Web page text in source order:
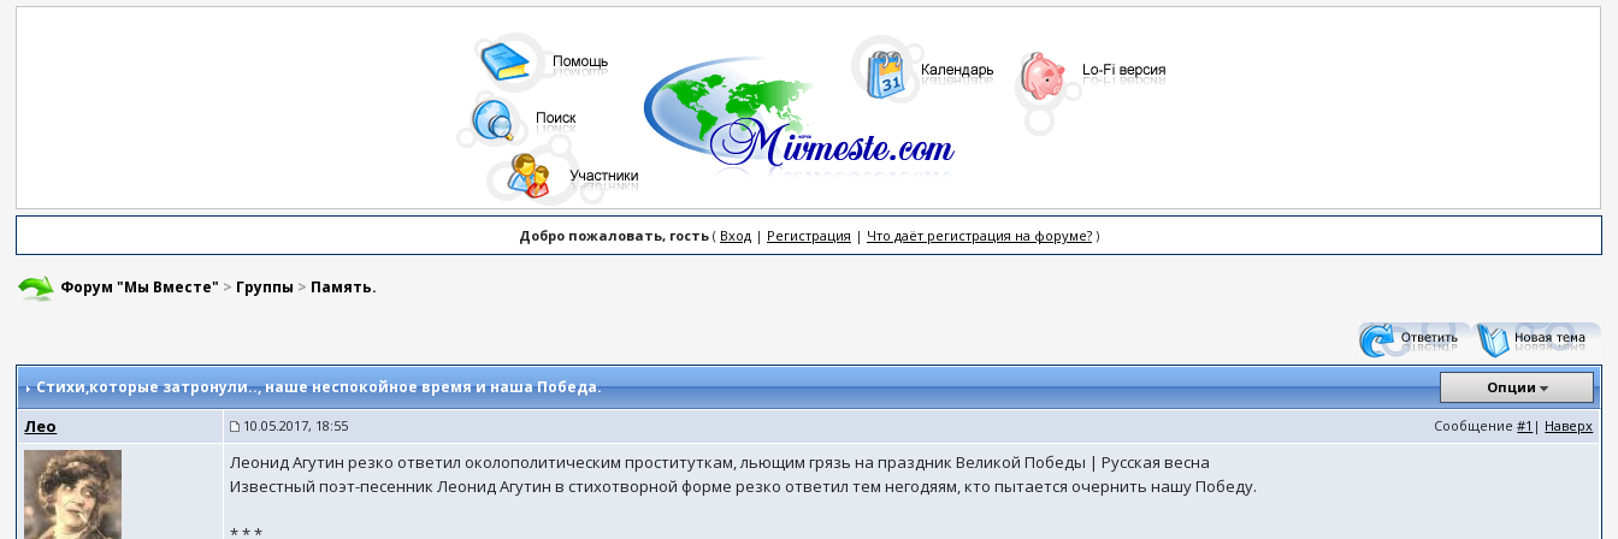
Добро пожаловать, гость( Вход| Регистрация | Что даёт регистрация на форуме?)
Форум "Мы Вместе" > Группы > Память.
Стихи,которые затронули.., наше неспокойное время и наша Победа. Опции
Лео 10.05.2017, 18:55 Сообщение#1 | Наверх
Леонид Агутин резко ответил околополитическим проституткам, льющим грязь на праздник Великой Победы | Русская весна
Известный поэт-песенник Леонид Агутин в стихотворной форме резко ответил тем негодяям, кто пытается очернить нашу Победу.
* * *